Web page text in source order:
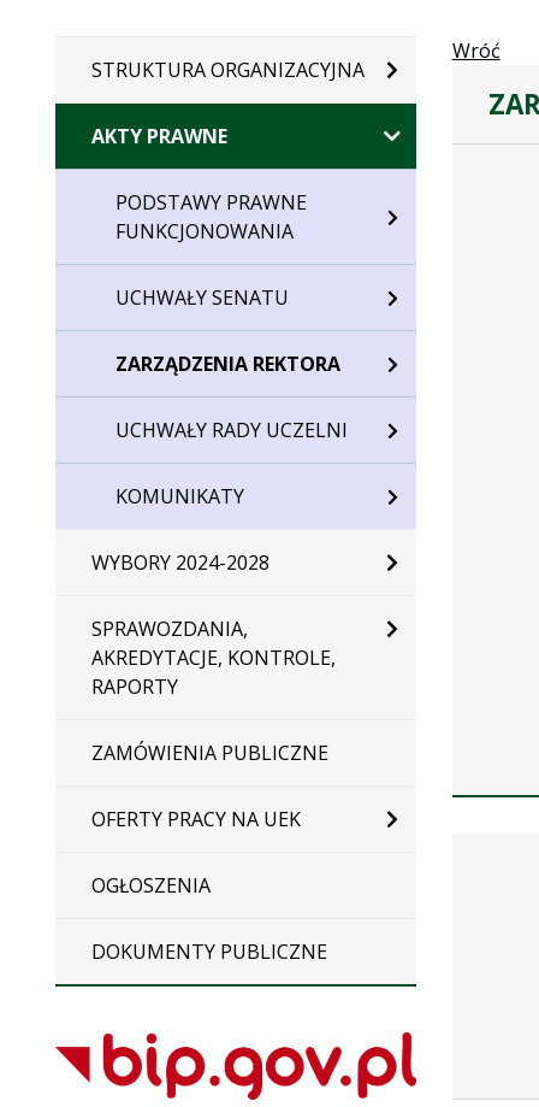
STRUKTURA ORGANIZACYJNA
AKTY PRAWNE
PODSTAWY PRAWNE
FUNKCJONOWANIA
UCHWAŁY SENATU
ZARZĄDZENIA REKTORA
UCHWAŁY RADY UCZELNI
KOMUNIKATY
WYBORY 2024-2028
SPRAWOZDANIA,
AKREDYTACJE, KONTROLE,
RAPORTY
ZAMÓWIENIA PUBLICZNE
OFERTY PRACY NA UEK
OGŁOSZENIA
DOKUMENTY PUBLICZNE
Wróć